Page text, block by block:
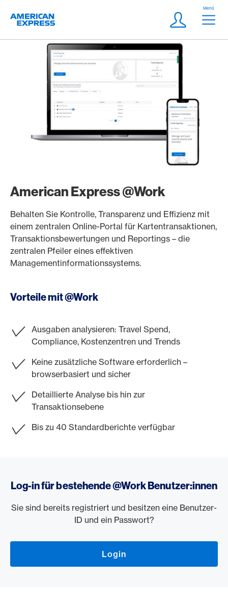
Logo
Meta
Login
Menü
American Express @Work
Behalten Sie Kontrolle, Transparenz und Effizienz mit
einem zentralen Online-Portal für Kartentransaktionen,
Transaktionsbewertungen und Reportings – die
zentralen Pfeiler eines effektiven
Managementinformationssystems.
Vorteile mit @Work
Ausgaben analysieren: Travel Spend,
Compliance, Kostenzentren und Trends
Keine zusätzliche Software erforderlich –
browserbasiert und sicher
Detaillierte Analyse bis hin zur
Transaktionsebene
Bis zu 40 Standardberichte verfügbar
Log-in für bestehende @Work Benutzer:innen
Sie sind bereits registriert und besitzen eine Benutzer-
ID und ein Passwort?
Login